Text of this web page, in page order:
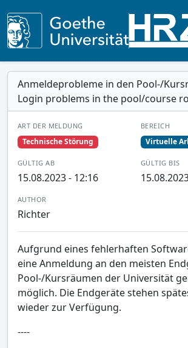
Anmeldeprobleme in den Pool-/
Login problems in the pool/course
ART DER MELDUNG
Technische Störung
BEREICH
Virtuelle
GÜLTIG AB
15.08.2023 - 12:16
GÜLTIG BIS
AUTHOR
Richter
Aufgrund eines fehlerhaften
eine Anmeldung an den meisten
Pool-/Kursräumen der Universität
möglich. Die Endgeräte stehen
wieder zur Verfügung.
----